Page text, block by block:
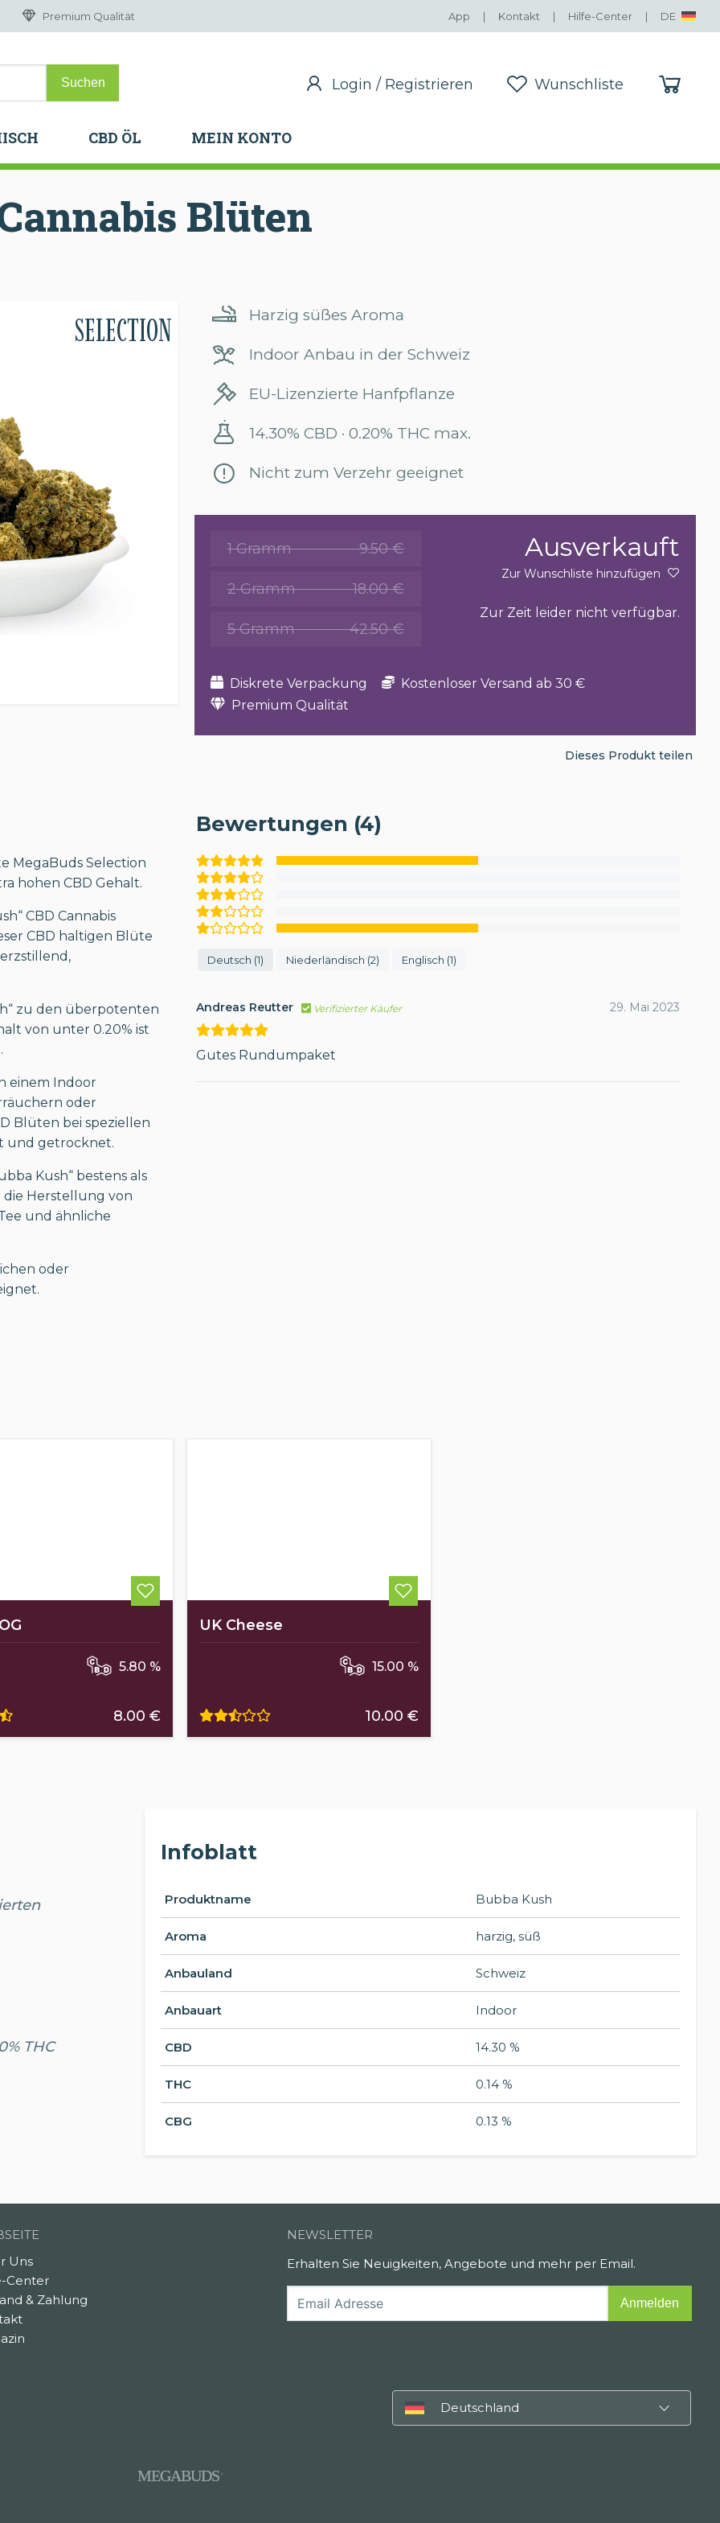
ISCH CBD ÖL
Premium Qualität App | Kontakt | Hilfe-Center | DE
Login / Registrieren Wunschliste
ISCH CBD ÖL MEIN KONTO
Blüten
SELECTION Harzig süßes Aroma
Indoor Anbau in der Schweiz
EU-Lizenzierte Hanfpflanze
14.30% CBD · 0.20% THC max.
Nicht zum Verzehr geeignet
1 Gramm 9.50 €
2 Gramm 18.00 €
5 Gramm 42.50 €
Ausverkauft
Zur Wunschliste hinzufügen
Zur Zeit leider nicht verfügbar.
Diskrete Verpackung
Kostenloser Versand ab 30 €
Premium Qualität
Dieses Produkt teilen
MegaBuds Selection
hohen CBD Gehalt.
CBD Cannabis
CBD haltigen Blüte
zu den überpotenten
von unter 0.20% ist
einem Indoor
oder
Blüten bei speziellen
und getrocknet.
Kush“ bestens als
Herstellung von
und ähnliche
oder
Bewertungen (4)
Deutsch (1) Niederländisch (2) Englisch (1)
Andreas Reutter Verifizierter Käufer 29. Mai 2023
Gutes Rundumpaket
5.80 %
8.00 €
UK Cheese
15.00 %
10.00 €
Infoblatt
Produktname Bubba Kush
Aroma harzig, süß
Anbauland Schweiz
Anbauart Indoor
CBD 14.30 %
THC 0.14 %
CBG 0.13 %
THC
Uns
Center
& Zahlung
NEWSLETTER
Erhalten Sie Neuigkeiten, Angebote und mehr per Email.
Deutschland
MEGABUDS ®